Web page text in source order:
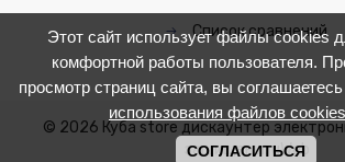
Список сравнений
© 2026 Куба store дискаунтер
защищены.uWeb
Этот сайт использует файлы cookies
комфортной работы пользователя.
просмотр страниц сайта, вы соглашаетесь
использования файлов cookies
СОГЛАСИТЬСЯ